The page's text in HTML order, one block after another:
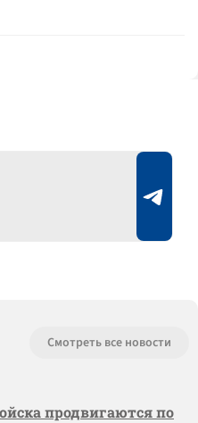
Смотреть все новости
продвигаются по